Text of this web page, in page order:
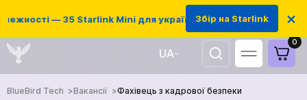
— 35 Starlink Mini для українських захисників
Збір на Starlink ×
UA
EN
0
BlueBird Tech Вакансії Фахівець з кадрової безпеки